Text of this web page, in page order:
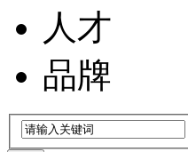
人才
品牌